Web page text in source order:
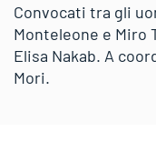
Convocati tra gli
Monteleone e Miro
Elisa Nakab. A
Mori.